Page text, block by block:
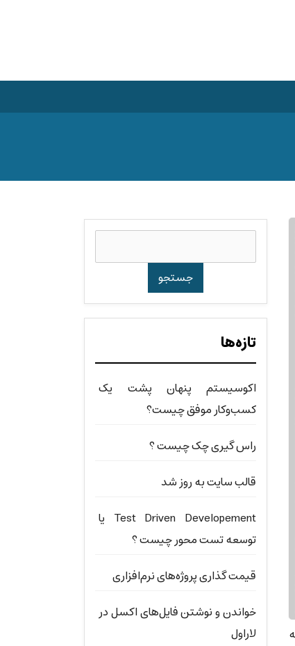
برای:
تازه‌ها
اکوسیستم پنهان پشت یک
کسب‌وکار موفق چیست؟
راس گیری چک چیست ؟
قالب سایت به روز شد
Test Driven Developement یا
توسعه تست محور چیست ؟
قیمت گذاری پروژه‌های نرم‌افزاری
خواندن و نوشتن فایل‌های اکسل در
لاراول